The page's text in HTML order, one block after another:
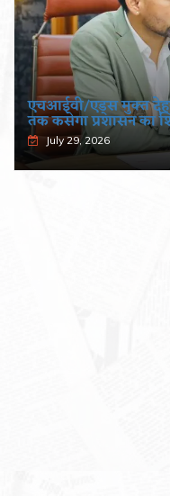
एचआईवी/एड्स मुक्त
तक कसेगा प्रशासन का
July 29, 2026